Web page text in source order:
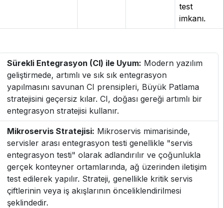
test
imkanı.
Sürekli Entegrasyon (CI) ile Uyum: Modern yazılım
geliştirmede, artımlı ve sık sık entegrasyon
yapılmasını savunan CI prensipleri, Büyük Patlama
stratejisini geçersiz kılar. CI, doğası gereği artımlı bir
entegrasyon stratejisi kullanır.
Mikroservis Stratejisi: Mikroservis mimarisinde,
servisler arası entegrasyon testi genellikle "servis
entegrasyon testi" olarak adlandırılır ve çoğunlukla
gerçek konteyner ortamlarında, ağ üzerinden iletişim
test edilerek yapılır. Strateji, genellikle kritik servis
çiftlerinin veya iş akışlarının önceliklendirilmesi
şeklindedir.